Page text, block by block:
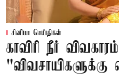
சினிமா செய்திகள்
காவிரி நீர்
"விவசாயிகளுக்கு